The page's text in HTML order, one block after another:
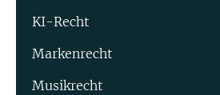
KI-Recht
Markenrecht
Musikrecht